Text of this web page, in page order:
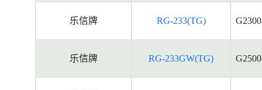
乐信牌 RG-233(TG)
乐信牌 RG-233GW(TG)